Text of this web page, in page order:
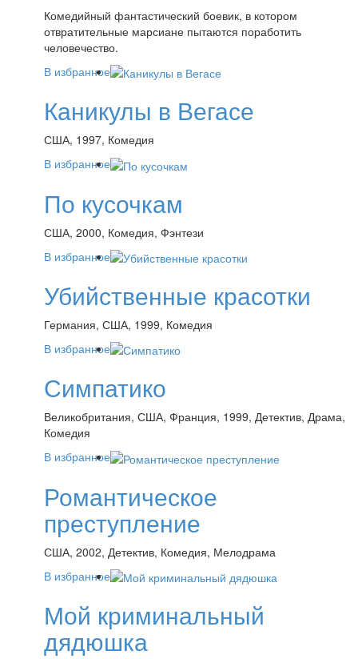
Комедийный фантастический боевик, в котором
отвратительные марсиане пытаются поработить
человечество.
В избранное
Каникулы в Вегасе
США, 1997, Комедия
В избранное
По кусочкам
США, 2000, Комедия, Фэнтези
В избранное
Убийственные красотки
Германия, США, 1999, Комедия
В избранное
Симпатико
Великобритания, США, Франция, 1999, Детектив, Драма,
Комедия
В избранное
Романтическое
преступление
США, 2002, Детектив, Комедия, Мелодрама
В избранное
Мой криминальный
дядюшка